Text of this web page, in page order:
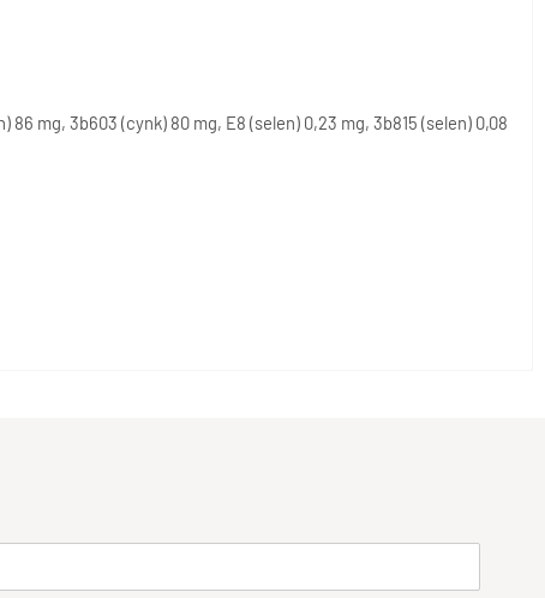
mg, 3b603 (cynk) 80 mg, E8 (selen) 0,23 mg, 3b815 (selen) 0,08